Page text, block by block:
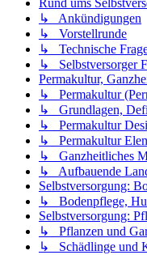
↳ Ankündigungen
↳ Vorstellrunde
↳ Technische
↳ Selbstversorger
Permakultur,
↳ Permakultur
↳ Grundlagen,
↳ Permakultur
↳ Permakultur
↳ Ganzheitliches
↳ Aufbauende
Selbstversorgung:
↳ Bodenpflege,
Selbstversorgung:
↳ Pflanzen und
↳ Schädlinge und